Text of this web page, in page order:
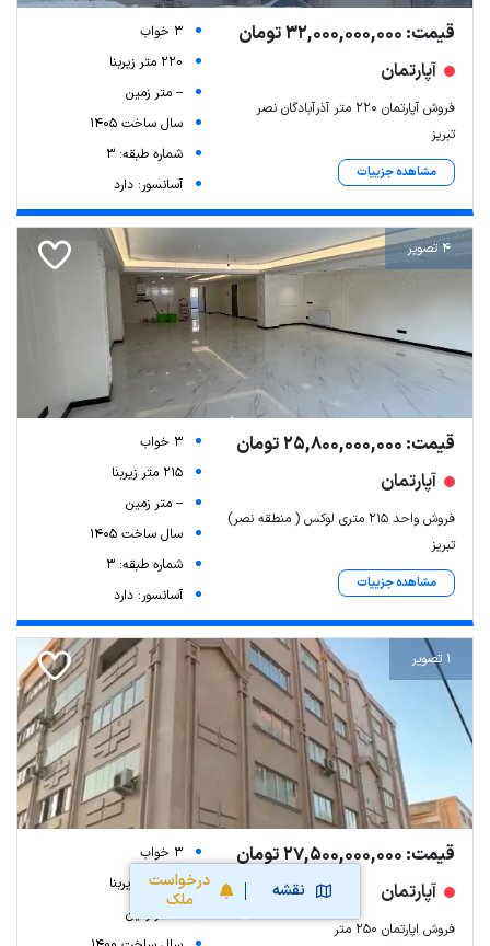
نقشه
درخواست
ملک
قیمت: 32,000,000,000 تومان
آپارتمان
فروش آپارتمان ۲۲۰ متر آذرآبادگان نصر
تبریز
مشاهده جزییات
3 خواب
220 متر زیربنا
-- متر زمین
سال ساخت 1405
شماره طبقه: 3
آسانسور: دارد
4 تصویر
قیمت: 25,800,000,000 تومان
آپارتمان
فروش واحد 215 متری لوکس ( منطقه نصر)
تبریز
مشاهده جزییات
3 خواب
215 متر زیربنا
-- متر زمین
سال ساخت 1405
شماره طبقه: 3
آسانسور: دارد
1 تصویر
قیمت: 27,500,000,000 تومان
آپارتمان
فروش اپارتمان ۲۵۰ متر
3 خواب
250 متر زیربنا
-- متر زمین